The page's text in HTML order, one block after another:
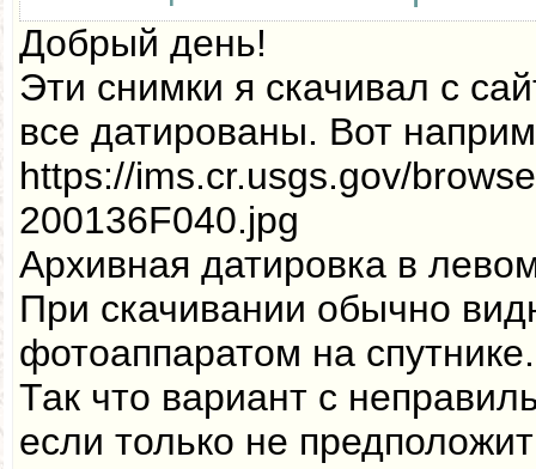
Добрый день!
Эти снимки я скачивал с
все датированы. Вот
https://ims.cr.usgs.gov/
200136F040.jpg
Архивная датировка в
При скачивании обычно
фотоаппаратом на спутнике.
Так что вариант с
если только не